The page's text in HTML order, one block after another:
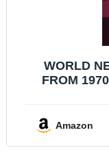
WORLD
FROM
Amazon